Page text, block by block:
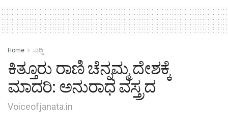
Home ಸುದ್ದಿ
ಕಿತ್ತೂರು ರಾಣಿ ಚೆನ್ನಮ್ಮ ದೇಶಕ್ಕೆ
ಮಾದರಿ: ಅನುರಾಧ ವಸ್ತ್ರದ
Voiceofjanata.in